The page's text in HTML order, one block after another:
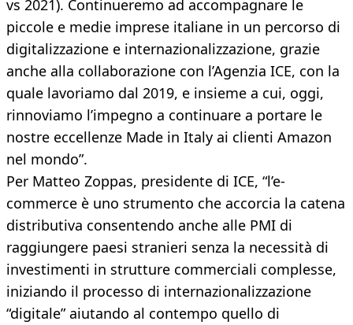
vs 2021). Continueremo ad accompagnare le
piccole e medie imprese italiane in un percorso di
digitalizzazione e internazionalizzazione, grazie
anche alla collaborazione con l’Agenzia ICE, con la
quale lavoriamo dal 2019, e insieme a cui, oggi,
rinnoviamo l’impegno a continuare a portare le
nostre eccellenze Made in Italy ai clienti Amazon
nel mondo”.
Per Matteo Zoppas, presidente di ICE, “l’e-
commerce è uno strumento che accorcia la catena
distributiva consentendo anche alle PMI di
raggiungere paesi stranieri senza la necessità di
investimenti in strutture commerciali complesse,
iniziando il processo di internazionalizzazione
“digitale” aiutando al contempo quello di